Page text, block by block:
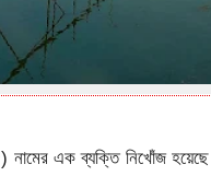
এক ব্যক্তি নিখোঁজ